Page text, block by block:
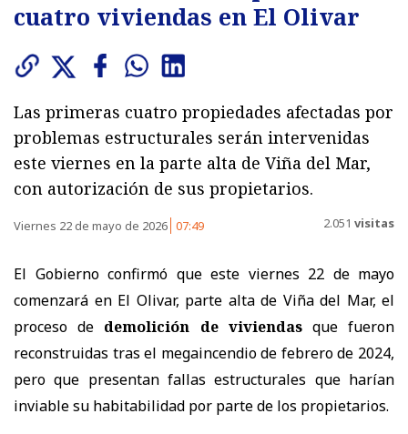
cuatro viviendas en El Olivar
Las primeras cuatro propiedades afectadas por
problemas estructurales serán intervenidas
este viernes en la parte alta de Viña del Mar,
con autorización de sus propietarios.
Viernes 22 de mayo de 2026 07:49 2.051 visitas
El Gobierno confirmó que este viernes 22 de mayo
comenzará en El Olivar, parte alta de Viña del Mar, el
proceso de demolición de viviendasque fueron
reconstruidas tras el megaincendio de febrero de 2024,
pero que presentan fallas estructurales que harían
inviable su habitabilidad por parte de los propietarios.